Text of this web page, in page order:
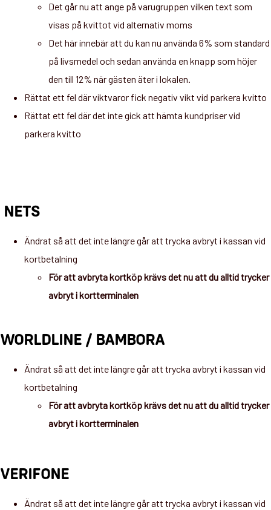
Det går nu att ange på varugruppen vilken text som
visas på kvittot vid alternativ moms
Det här innebär att du kan nu använda 6% som standard
på livsmedel och sedan använda en knapp som höjer
den till 12% när gästen äter i lokalen.
Rättat ett fel där viktvaror fick negativ vikt vid parkera kvitto
Rättat ett fel där det inte gick att hämta kundpriser vid
parkera kvitto
NETS
Ändrat så att det inte längre går att trycka avbryt i kassan vid
kortbetalning
För att avbryta kortköp krävs det nu att du alltid trycker
avbryt i kortterminalen
WORLDLINE / BAMBORA
Ändrat så att det inte längre går att trycka avbryt i kassan vid
kortbetalning
För att avbryta kortköp krävs det nu att du alltid trycker
avbryt i kortterminalen
VERIFONE
Ändrat så att det inte längre går att trycka avbryt i kassan vid